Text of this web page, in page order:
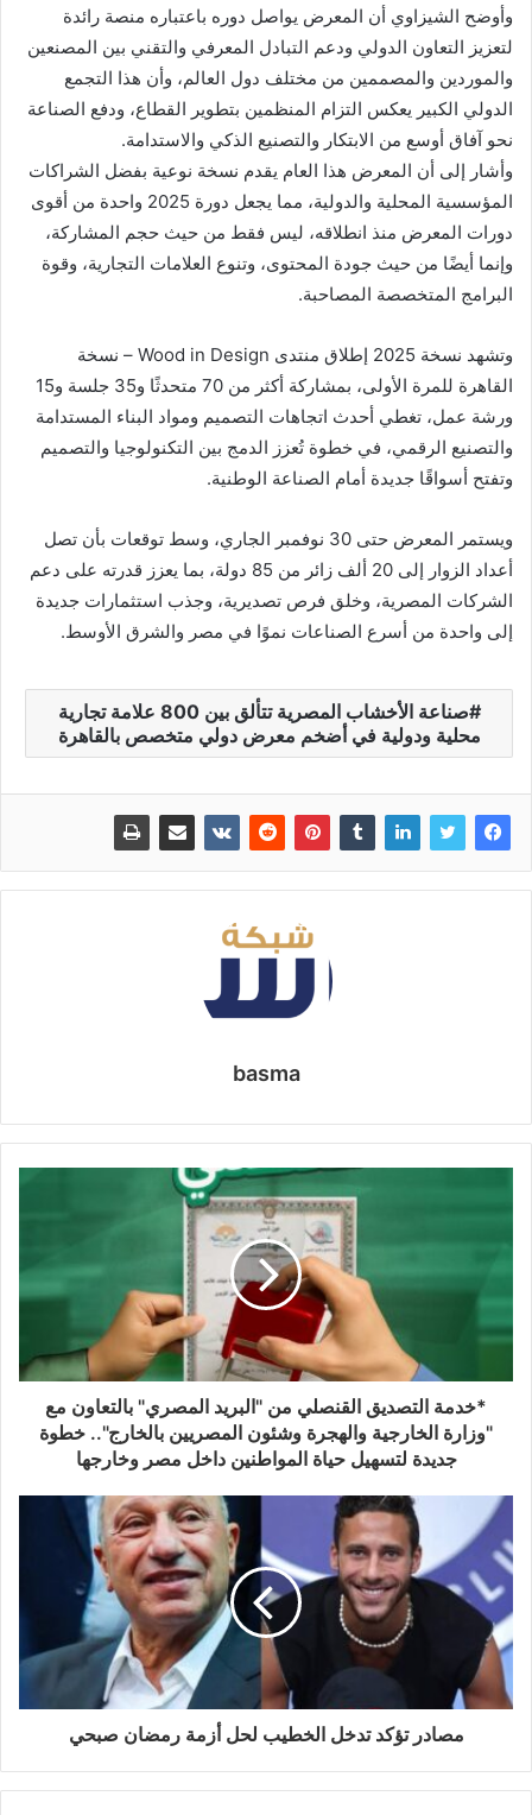
وأوضح الشيزاوي أن المعرض يواصل دوره باعتباره منصة رائدة
لتعزيز التعاون الدولي ودعم التبادل المعرفي والتقني بين المصنعين
والموردين والمصممين من مختلف دول العالم، وأن هذا التجمع
الدولي الكبير يعكس التزام المنظمين بتطوير القطاع، ودفع الصناعة
نحو آفاق أوسع من الابتكار والتصنيع الذكي والاستدامة.
وأشار إلى أن المعرض هذا العام يقدم نسخة نوعية بفضل الشراكات
المؤسسية المحلية والدولية، مما يجعل دورة 2025 واحدة من أقوى
دورات المعرض منذ انطلاقه، ليس فقط من حيث حجم المشاركة،
وإنما أيضًا من حيث جودة المحتوى، وتنوع العلامات التجارية، وقوة
البرامج المتخصصة المصاحبة.
وتشهد نسخة 2025 إطلاق منتدى Wood in Design – نسخة
القاهرة للمرة الأولى، بمشاركة أكثر من 70 متحدثًا و35 جلسة و15
ورشة عمل، تغطي أحدث اتجاهات التصميم ومواد البناء المستدامة
والتصنيع الرقمي، في خطوة تُعزز الدمج بين التكنولوجيا والتصميم
وتفتح أسواقًا جديدة أمام الصناعة الوطنية.
ويستمر المعرض حتى 30 نوفمبر الجاري، وسط توقعات بأن تصل
أعداد الزوار إلى 20 ألف زائر من 85 دولة، بما يعزز قدرته على دعم
الشركات المصرية، وخلق فرص تصديرية، وجذب استثمارات جديدة
إلى واحدة من أسرع الصناعات نموًا في مصر والشرق الأوسط.
صناعة الأخشاب المصرية تتألق بين 800 علامة تجارية
محلية ودولية في أضخم معرض دولي متخصص بالقاهرة
basma
*خدمة التصديق القنصلي من "البريد المصري" بالتعاون مع
"وزارة الخارجية والهجرة وشئون المصريين بالخارج".. خطوة
جديدة لتسهيل حياة المواطنين داخل مصر وخارجها
مصادر تؤكد تدخل الخطيب لحل أزمة رمضان صبحي